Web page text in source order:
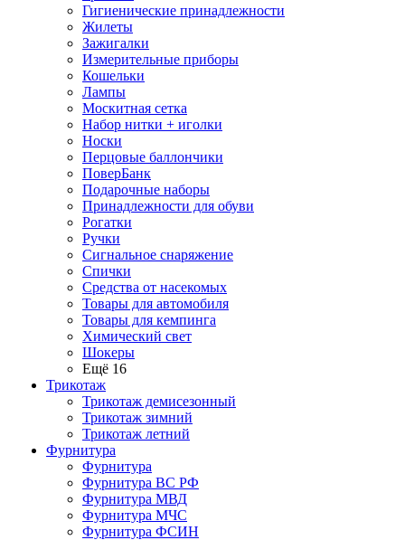
Гигиенические принадлежности
Жилеты
Зажигалки
Измерительные приборы
Кошельки
Лампы
Москитная сетка
Набор нитки + иголки
Носки
Перцовые баллончики
ПоверБанк
Подарочные наборы
Принадлежности для обуви
Рогатки
Ручки
Сигнальное снаряжение
Спички
Средства от насекомых
Товары для автомобиля
Товары для кемпинга
Химический свет
Шокеры
Ещё 16
Трикотаж
Трикотаж демисезонный
Трикотаж зимний
Трикотаж летний
Фурнитура
Фурнитура
Фурнитура ВС РФ
Фурнитура МВД
Фурнитура МЧС
Фурнитура ФСИН